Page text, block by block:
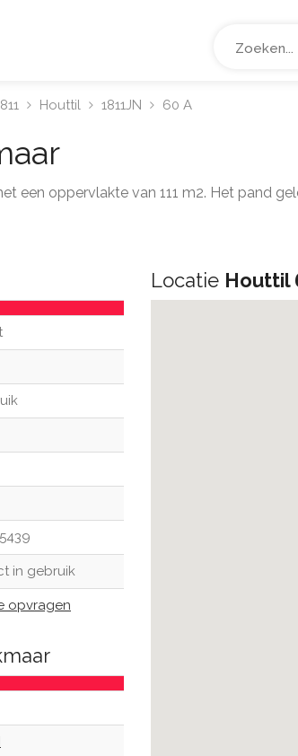
Houttil 1811JN 60 A
een oppervlakte van 111 m2. Het pand
in gebruik
opvragen
Locatie Houttil